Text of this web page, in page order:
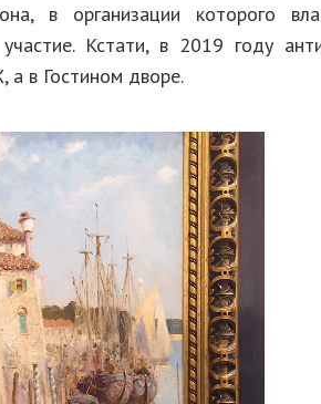
в организации которого
Кстати, в 2019 году
а в Гостином дворе.